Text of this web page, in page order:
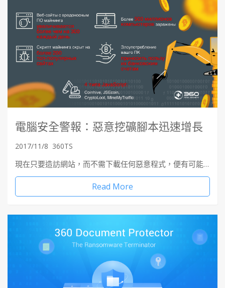
電腦安全警報：惡意挖礦腳本迅速增長
2017/11/8 360TS
現在只要造訪網站，而不需下載任何惡意程式，便有可能…
Read More